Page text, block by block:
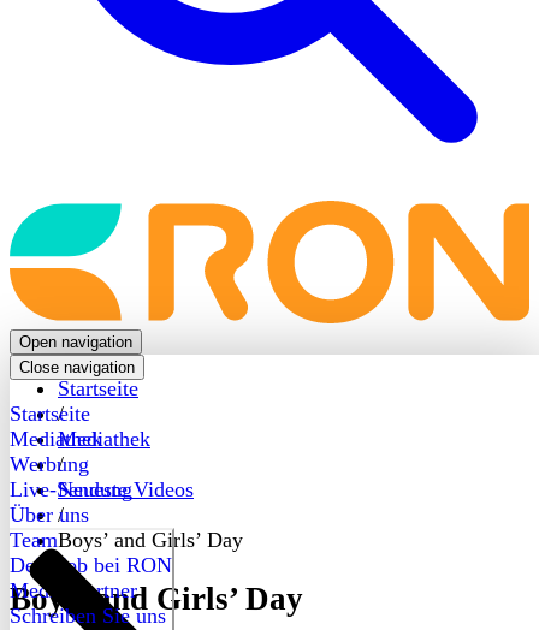
Back
to
frontpage
Open navigation
Close navigation
Startseite
Mediathek
Werbung
Live-Sendung
Über uns
Team
Dein Job bei RON
Medienpartner
Schreiben Sie uns
Startseite
/
Mediathek
/
Neueste Videos
/
Boys’ and Girls’ Day
Boys’ and Girls’ Day